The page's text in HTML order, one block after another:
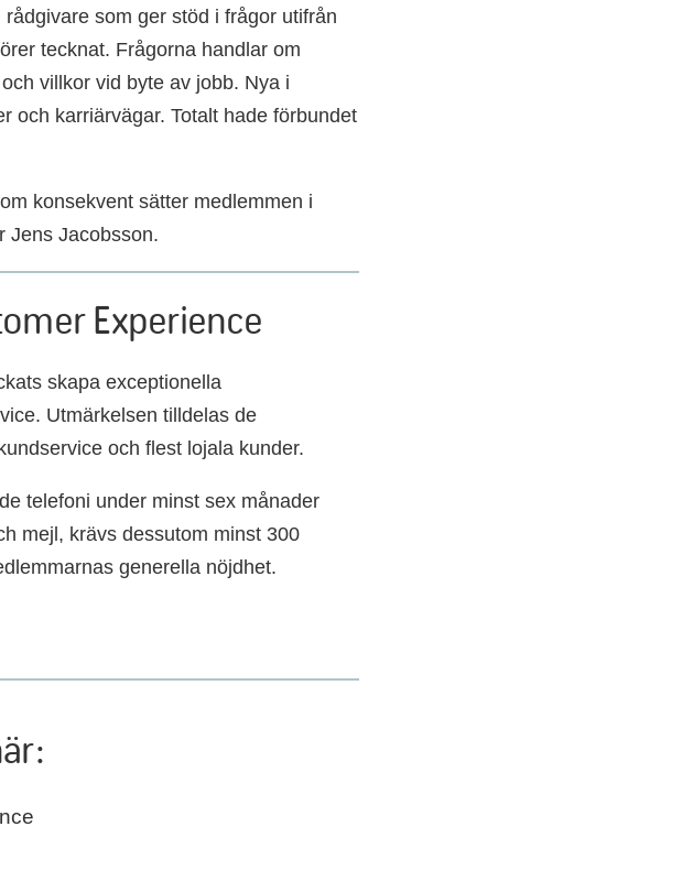
som ger stöd i frågor utifrån
tecknat. Frågorna handlar om
villkor vid byte av jobb. Nya i
och karriärvägar. Totalt hade förbundet
konsekvent sätter medlemmen i
Jens Jacobsson.
Experience
skapa exceptionella
Utmärkelsen tilldelas de
och flest lojala kunder.
telefoni under minst sex månader
mejl, krävs dessutom minst 300
generella nöjdhet.